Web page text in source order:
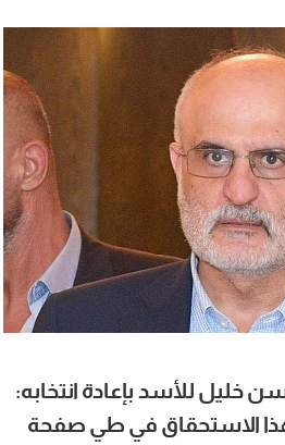
خليل للأسد بإعادة انتخابه:
الاستحقاق في طي صفحة